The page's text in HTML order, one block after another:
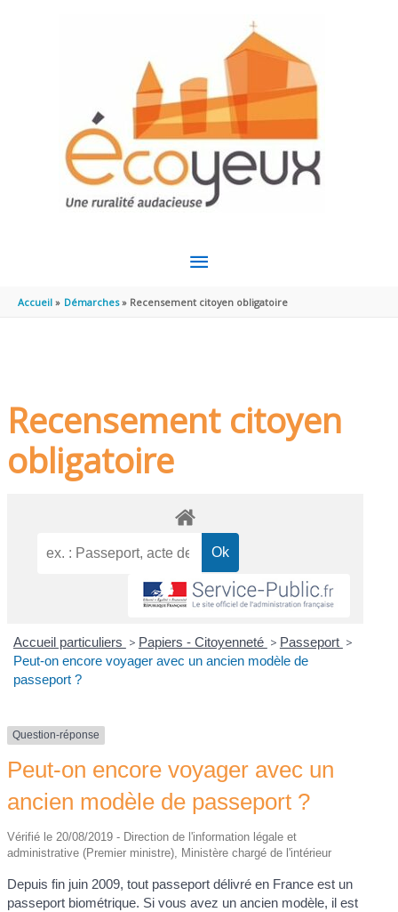
MENU
PRINCIPAL
Accueil Démarches Recensement citoyen obligatoire
Recensement citoyen
obligatoire
Accueil particuliers > Papiers - Citoyenneté > Passeport >
Peut-on encore voyager avec un ancien modèle de
passeport ?
Question-réponse
Peut-on encore voyager avec un
ancien modèle de passeport ?
Vérifié le 20/08/2019 - Direction de l'information légale et
administrative (Premier ministre), Ministère chargé de l'intérieur
Depuis fin juin 2009, tout passeport délivré en France est un
passeport biométrique. Si vous avez un ancien modèle, il est